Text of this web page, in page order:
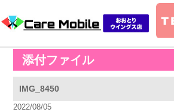
添付ファイル
IMG_8450
2022/08/05